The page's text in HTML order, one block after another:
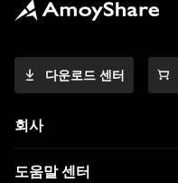
다운로드 센터
회사
도움말 센터